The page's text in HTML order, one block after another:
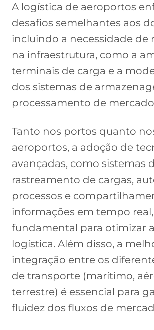
A logística de aeroportos
desafios semelhantes aos
incluindo a necessidade de
na infraestrutura, como a
terminais de carga e a
dos sistemas de
processamento de
Tanto nos portos quanto
aeroportos, a adoção de
avançadas, como sistemas
rastreamento de cargas,
processos e
informações em tempo
fundamental para otimizar
logística. Além disso, a
integração entre os
de transporte (marítimo,
terrestre) é essencial para
fluidez dos fluxos de